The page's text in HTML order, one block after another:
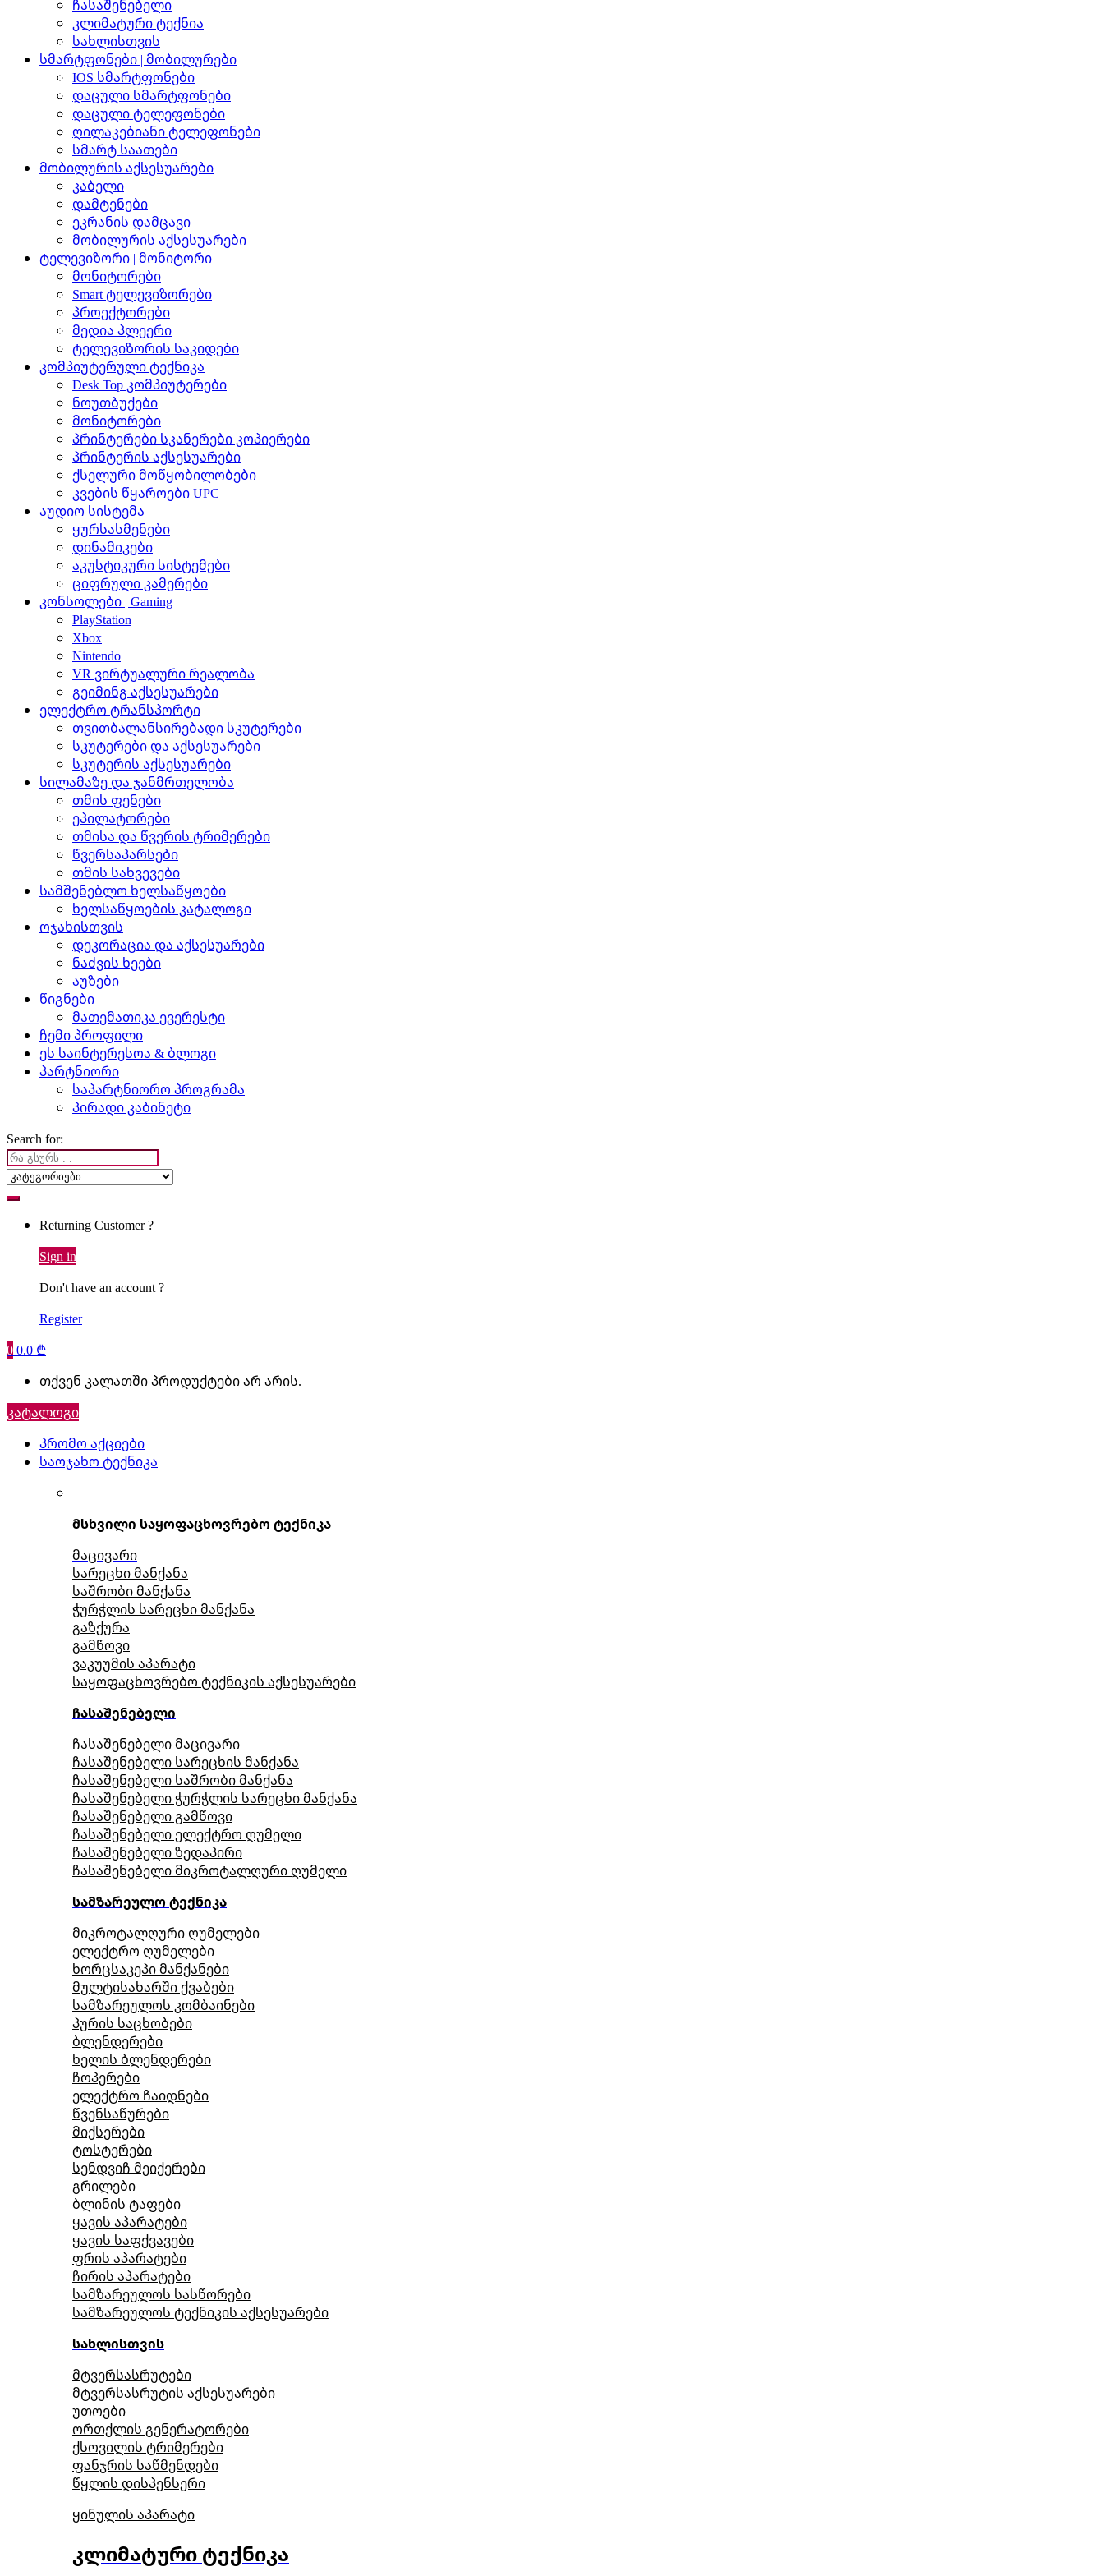
ჩასაშენებელი
კლიმატური ტექნია
სახლისთვის
სმარტფონები | მობილურები
IOS სმარტფონები
დაცული სმარტფონები
დაცული ტელეფონები
ღილაკებიანი ტელეფონები
სმარტ საათები
მობილურის აქსესუარები
კაბელი
დამტენები
ეკრანის დამცავი
მობილურის აქსესუარები
ტელევიზორი | მონიტორი
მონიტორები
Smart ტელევიზორები
პროექტორები
მედია პლეერი
ტელევიზორის საკიდები
კომპიუტერული ტექნიკა
Desk Top კომპიუტერები
ნოუთბუქები
მონიტორები
პრინტერები სკანერები კოპიერები
პრინტერის აქსესუარები
ქსელური მოწყობილობები
კვების წყაროები UPC
აუდიო სისტემა
ყურსასმენები
დინამიკები
აკუსტიკური სისტემები
ციფრული კამერები
კონსოლები | Gaming
PlayStation
Xbox
Nintendo
VR ვირტუალური რეალობა
გეიმინგ აქსესუარები
ელექტრო ტრანსპორტი
თვითბალანსირებადი სკუტერები
სკუტერები და აქსესუარები
სკუტერის აქსესუარები
სილამაზე და ჯანმრთელობა
თმის ფენები
ეპილატორები
თმისა და წვერის ტრიმერები
წვერსაპარსები
თმის სახვევები
სამშენებლო ხელსაწყოები
ხელსაწყოების კატალოგი
ოჯახისთვის
დეკორაცია და აქსესუარები
ნაძვის ხეები
აუზები
წიგნები
მათემათიკა ევერესტი
ჩემი პროფილი
ეს საინტერესოა & ბლოგი
პარტნიორი
საპარტნიორო პროგრამა
პირადი კაბინეტი
Search for:
Returning Customer ?
Sign in
Don't have an account ?
Register
00.0 ₾
თქვენ კალათში პროდუქტები არ არის.
კატალოგი
პრომო აქციები
საოჯახო ტექნიკა
მსხვილი საყოფაცხოვრებო ტექნიკა
მაცივარი
სარეცხი მანქანა
საშრობი მანქანა
ჭურჭლის სარეცხი მანქანა
გაზქურა
გამწოვი
ვაკუუმის აპარატი
საყოფაცხოვრებო ტექნიკის აქსესუარები
ჩასაშენებელი
ჩასაშენებელი მაცივარი
ჩასაშენებელი სარეცხის მანქანა
ჩასაშენებელი საშრობი მანქანა
ჩასაშენებელი ჭურჭლის სარეცხი მანქანა
ჩასაშენებელი გამწოვი
ჩასაშენებელი ელექტრო ღუმელი
ჩასაშენებელი ზედაპირი
ჩასაშენებელი მიკროტალღური ღუმელი
სამზარეულო ტექნიკა
მიკროტალღური ღუმელები
ელექტრო ღუმელები
ხორცსაკეპი მანქანები
მულტისახარში ქვაბები
სამზარეულოს კომბაინები
პურის საცხობები
ბლენდერები
ხელის ბლენდერები
ჩოპერები
ელექტრო ჩაიდნები
წვენსაწურები
მიქსერები
ტოსტერები
სენდვიჩ მეიქერები
გრილები
ბლინის ტაფები
ყავის აპარატები
ყავის საფქვავები
ფრის აპარატები
ჩირის აპარატები
სამზარეულოს სასწორები
სამზარეულოს ტექნიკის აქსესუარები
სახლისთვის
მტვერსასრუტები
მტვერსასრუტის აქსესუარები
უთოები
ორთქლის გენერატორები
ქსოვილის ტრიმერები
ფანჯრის საწმენდები
წყლის დისპენსერი
ყინულის აპარატი
კლიმატური ტექნიკა